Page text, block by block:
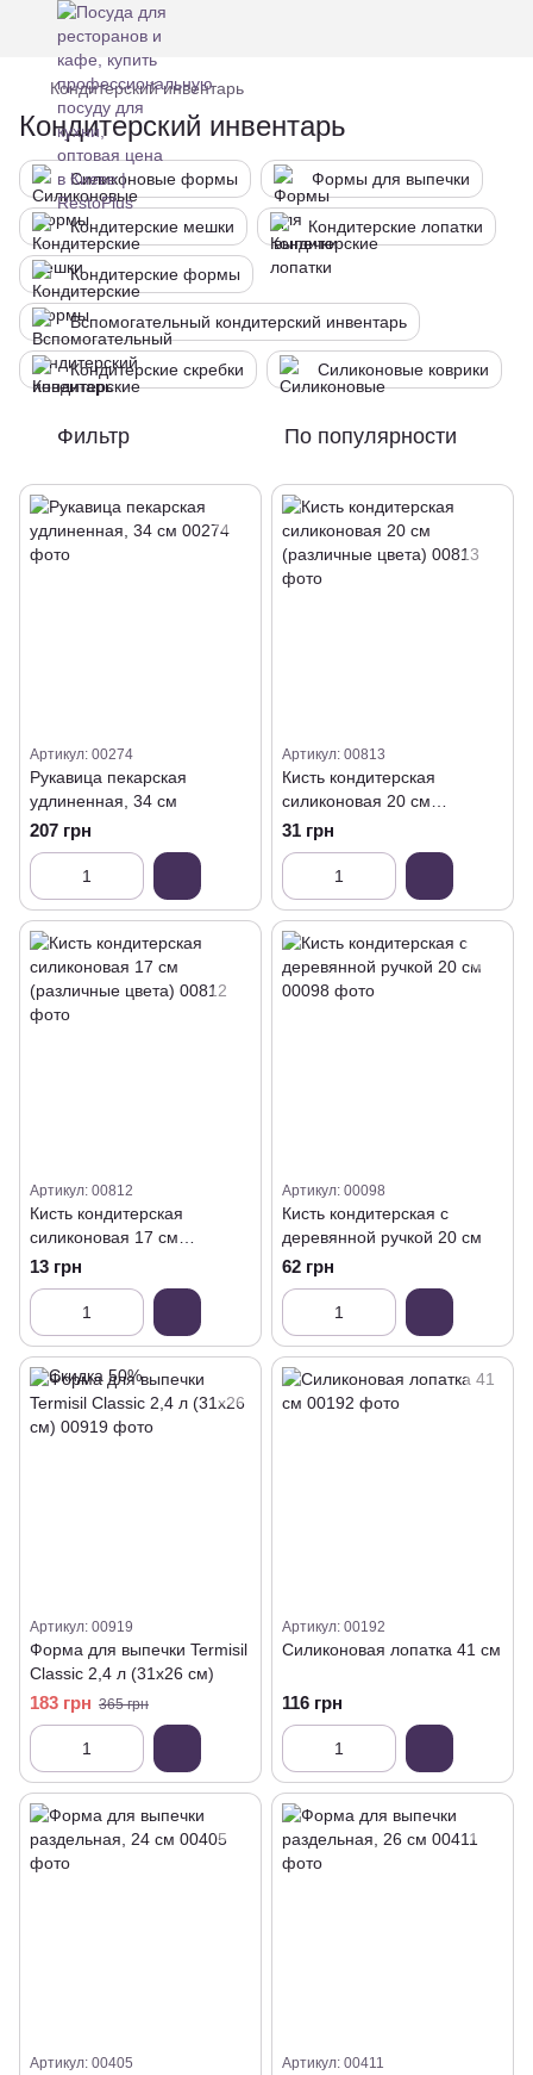
Кондитерский инвентарь
Кондитерский инвентарь
Силиконовые формы Формы для выпечки
Кондитерские мешки Кондитерские лопатки
Кондитерские формы
Вспомогательный кондитерский инвентарь
Кондитерские скребки Силиконовые коврики
Фильтр По популярности
Артикул: 00274
Рукавица пекарская
удлиненная, 34 см
207 грн
Артикул: 00813
Кисть кондитерская
силиконовая 20 см
(различные цвета)
31 грн
Артикул: 00812
Кисть кондитерская
силиконовая 17 см
(различные цвета)
13 грн
Артикул: 00098
Кисть кондитерская с
деревянной ручкой 20 см
62 грн
Артикул: 00919
Форма для выпечки Termisil
Classic 2,4 л (31х26 см)
183 грн 365 грн
Артикул: 00192
Силиконовая лопатка 41 см
116 грн
Артикул: 00405 Артикул: 00411